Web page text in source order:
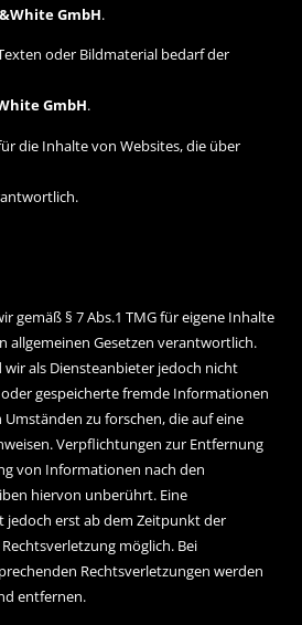
GmbH.
oder Bildmaterial bedarf der
GmbH.
die Inhalte von Websites, die über
gemäß § 7 Abs.1 TMG für eigene Inhalte
allgemeinen Gesetzen verantwortlich.
wir als Diensteanbieter jedoch nicht
gespeicherte fremde Informationen
zu forschen, die auf eine
Verpflichtungen zur Entfernung
von Informationen nach den
hiervon unberührt. Eine
jedoch erst ab dem Zeitpunkt der
möglich. Bei
Rechtsverletzungen werden
entfernen.